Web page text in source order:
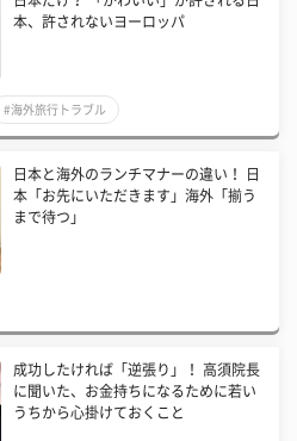
本、許されないヨーロッパ
#海外旅行トラブル
日本と海外のランチマナーの違い！ 日
本「お先にいただきます」海外「揃う
まで待つ」
成功したければ「逆張り」！ 高須院長
に聞いた、お金持ちになるために若い
うちから心掛けておくこと